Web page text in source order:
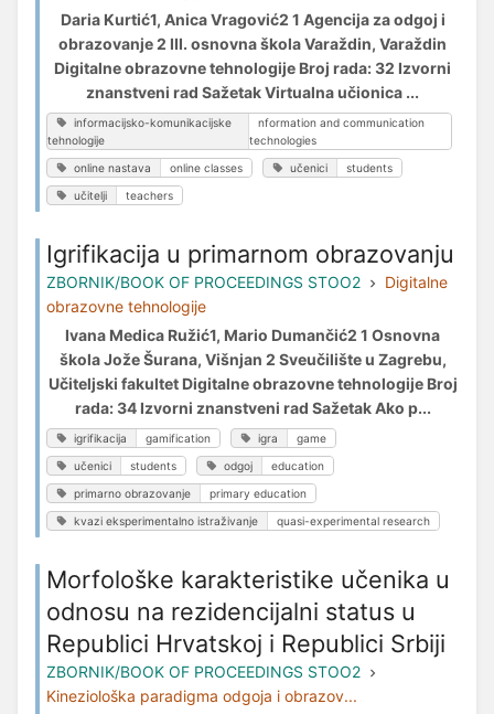
Daria Kurtić1, Anica Vragović2 1 Agencija za odgoj i
obrazovanje 2 III. osnovna škola Varaždin, Varaždin
Digitalne obrazovne tehnologije Broj rada: 32 Izvorni
znanstveni rad Sažetak Virtualna učionica ...
informacijsko-komunikacijske
tehnologije
nformation and communication
technologies
online nastava online classes učenici students
učitelji teachers
Igrifikacija u primarnom obrazovanju
ZBORNIK/BOOK OF PROCEEDINGS STOO2
Digitalne
obrazovne tehnologije
Ivana Medica Ružić1, Mario Dumančić2 1 Osnovna
škola Jože Šurana, Višnjan 2 Sveučilište u Zagrebu,
Učiteljski fakultet Digitalne obrazovne tehnologije Broj
rada: 34 Izvorni znanstveni rad Sažetak Ako p...
igrifikacija gamification igra game
učenici students odgoj education
primarno obrazovanje primary education
kvazi eksperimentalno istraživanje quasi-experimental research
Morfološke karakteristike učenika u
odnosu na rezidencijalni status u
Republici Hrvatskoj i Republici Srbiji
ZBORNIK/BOOK OF PROCEEDINGS STOO2
Kineziološka paradigma odgoja i obrazov...